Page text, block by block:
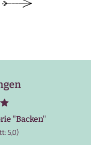
"Backen"
5,0)